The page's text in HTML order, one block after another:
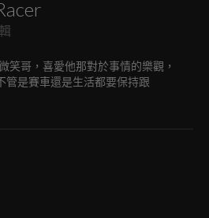
笑哥，喜愛他那對於事情的樂觀，
管是賽車還是生活都要保持跟